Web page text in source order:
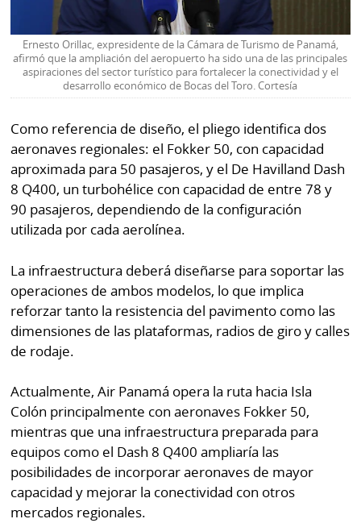
Ernesto Orillac, expresidente de la Cámara de Turismo de Panamá,
afirmó que la ampliación del aeropuerto ha sido una de las principales
aspiraciones del sector turístico para fortalecer la conectividad y el
desarrollo económico de Bocas del Toro. Cortesía
Como referencia de diseño, el pliego identifica dos
aeronaves regionales: el Fokker 50, con capacidad
aproximada para 50 pasajeros, y el De Havilland Dash
8 Q400, un turbohélice con capacidad de entre 78 y
90 pasajeros, dependiendo de la configuración
utilizada por cada aerolínea.
La infraestructura deberá diseñarse para soportar las
operaciones de ambos modelos, lo que implica
reforzar tanto la resistencia del pavimento como las
dimensiones de las plataformas, radios de giro y calles
de rodaje.
Actualmente, Air Panamá opera la ruta hacia Isla
Colón principalmente con aeronaves Fokker 50,
mientras que una infraestructura preparada para
equipos como el Dash 8 Q400 ampliaría las
posibilidades de incorporar aeronaves de mayor
capacidad y mejorar la conectividad con otros
mercados regionales.